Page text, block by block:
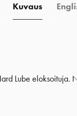
Kuvaus
Lube eloksoituja.